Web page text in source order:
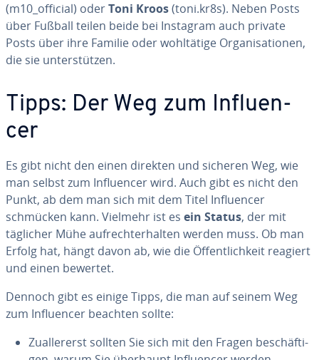
(m10_official) oderToni Kroos(toni.kr8s). Neben Posts
über Fußball teilen beide bei Instagram auch private
Posts über ihre Familie oder wohl­tä­ti­ge Or­ga­ni­sa­tio­nen,
die sie un­ter­stüt­zen.
Tipps: Der Weg zum In­fluen­
cer
Es gibt nicht den einen direkten und sicheren Weg, wie
man selbst zum In­fluen­cer wird. Auch gibt es nicht den
Punkt, ab dem man sich mit dem Titel In­fluen­cer
schmücken kann. Vielmehr ist es ein Status, der mit
täglicher Mühe auf­recht­erhal­ten werden muss. Ob man
Erfolg hat, hängt davon ab, wie die Öf­fent­lich­keit reagiert
und einen bewertet.
Dennoch gibt es einige Tipps, die man auf seinem Weg
zum In­fluen­cer beachten sollte:
Zu­al­ler­erst sollten Sie sich mit den Fragen be­schäf­ti­